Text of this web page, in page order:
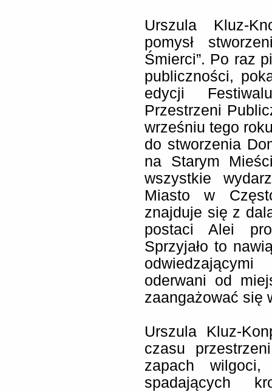
Urszula Kluz-
pomysł
Śmierci”. Po raz
publiczności,
edycji
Przestrzeni
wrześniu tego
do stworzenia
na Starym
wszystkie
Miasto w
znajduje się z
postaci Alei
Sprzyjało to
oderwani od
zaangażować się
Urszula Kluz-
czasu
zapach
spadających